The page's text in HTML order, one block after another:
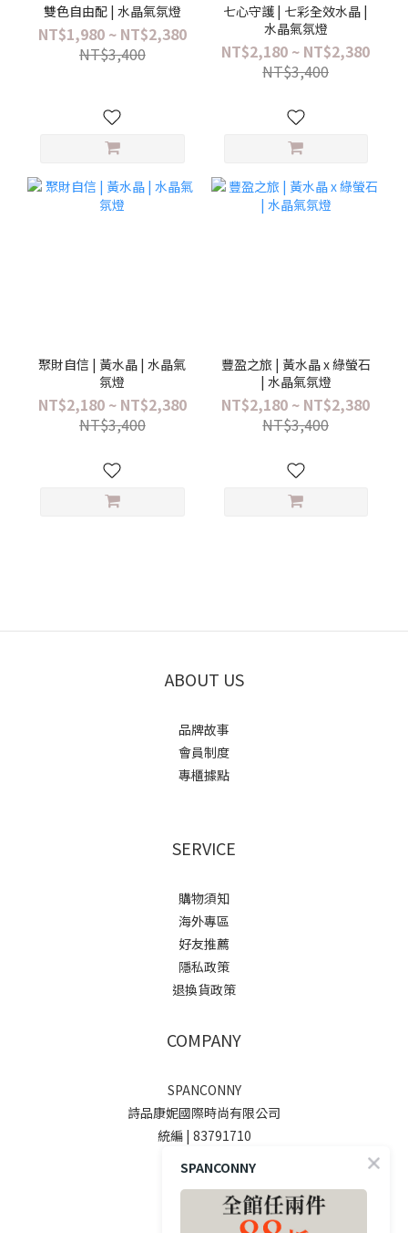
雙色自由配 | 水晶氣氛燈
NT$1,980 ~ NT$2,380
NT$3,400
七心守護 | 七彩全效水晶 |
水晶氣氛燈
NT$2,180 ~ NT$2,380
NT$3,400
聚財自信 | 黃水晶 | 水晶氣
氛燈
NT$2,180 ~ NT$2,380
NT$3,400
豐盈之旅 | 黃水晶 x 綠螢石
| 水晶氣氛燈
NT$2,180 ~ NT$2,380
NT$3,400
ABOUT US
品牌故事
會員制度
專櫃據點
SERVICE
購物須知
海外專區
好友推薦
隱私政策
退換貨政策
COMPANY
SPANCONNY
詩品康妮國際時尚有限公司
統編 | 83791710
SOCIALS
SPANCONNY